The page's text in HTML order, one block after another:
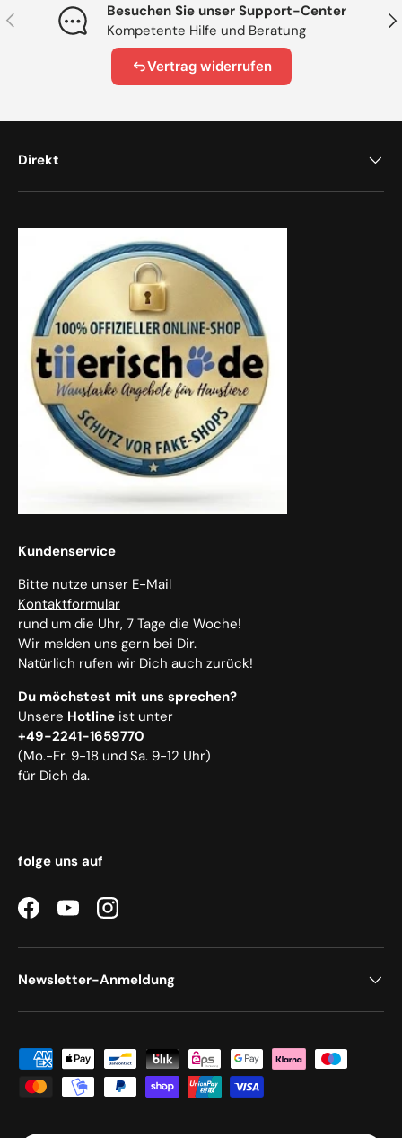
Vorherige
Besuchen Sie unser Support-Center
Kompetente Hilfe und Beratung
Vertrag widerrufen
Direkt
Kundenservice
Bitte nutze unser E-Mail
Kontaktformular
rund um die Uhr, 7 Tage die Woche!
Wir melden uns gern bei Dir.
Natürlich rufen wir Dich auch zurück!
Du möchstest mit uns sprechen?
Unsere Hotline ist unter
+49-2241-1659770
(Mo.-Fr. 9-18 und Sa. 9-12 Uhr)
für Dich da.
folge uns auf
FacebookYouTubeInstagram
Newsletter-Anmeldung
Zahlungsmethoden